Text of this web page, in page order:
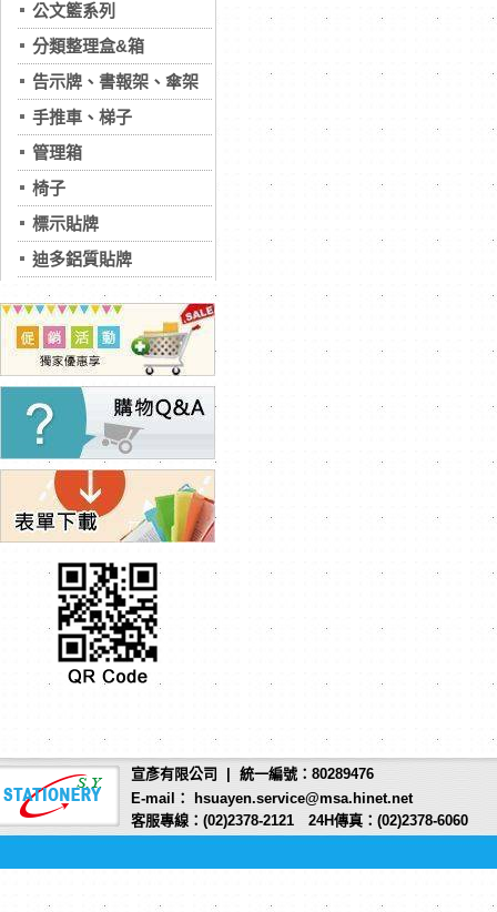
公文籃系列
分類整理盒&箱
告示牌、書報架、傘架
手推車、梯子
管理箱
椅子
標示貼牌
迪多鋁質貼牌
宣彥有限公司 | 統一編號：80289476
E-mail： hsuayen.service@msa.hinet.net
客服專線：(02)2378-2121 24H傳真：(02)2378-6060